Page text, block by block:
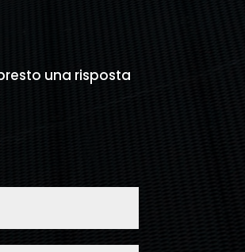
una risposta